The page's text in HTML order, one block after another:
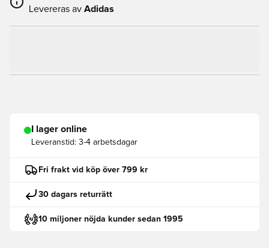
Levereras av Adidas
I lager online
Leveranstid: 3-4 arbetsdagar
Fri frakt vid köp över 799 kr
30 dagars returrätt
10 miljoner nöjda kunder sedan 1995